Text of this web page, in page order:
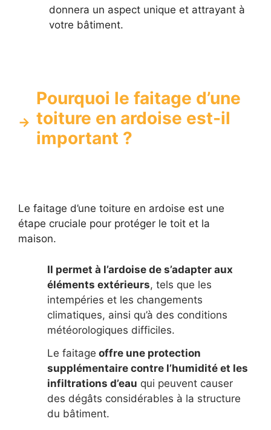
donnera un aspect unique et attrayant à
votre bâtiment.
Pourquoi le faitage d’une
toiture en ardoise est-il
important ?
Le faitage d’une toiture en ardoise est une
étape cruciale pour protéger le toit et la
maison.
Il permet à l’ardoise de s’adapter aux
éléments extérieurs, tels que les
intempéries et les changements
climatiques, ainsi qu’à des conditions
météorologiques difficiles.
Le faitage offre une protection
supplémentaire contre l’humidité et les
infiltrations d’eau qui peuvent causer
des dégâts considérables à la structure
du bâtiment.